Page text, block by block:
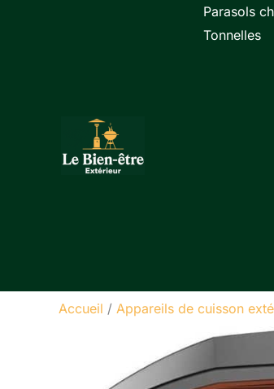
Parasols
Tonnelles
Accueil Appareils de cuisson